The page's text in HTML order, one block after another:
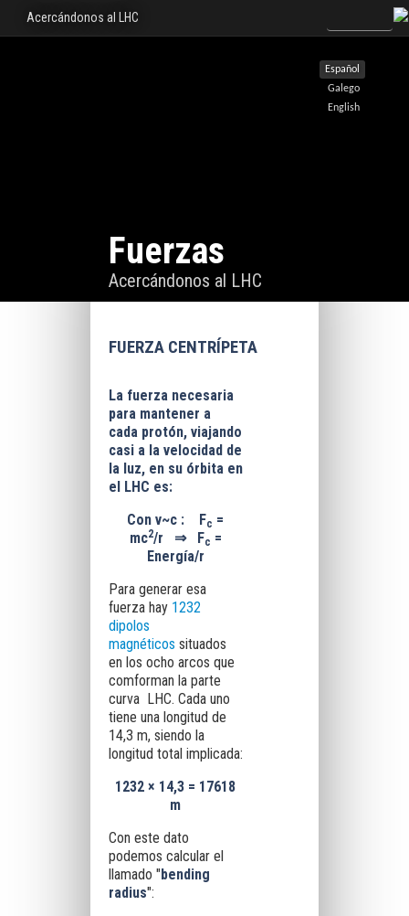
Español
Galego
English
Acercándonos al LHC
Fuerzas
Acercándonos al LHC
FUERZA CENTRÍPETA
La fuerza necesaria
para mantener a
cada protón, viajando
casi a la velocidad de
la luz, en su órbita en
el LHC es:
Con v~c :
Fc =
mc2/r ⇒Fc =
Energía/r
Para generar esa
fuerza hay 1232
dipolos
magnéticos situados
en los ocho arcos que
comforman la parte
curva LHC. Cada uno
tiene una longitud de
14,3 m, siendo la
longitud total implicada:
1232 × 14,3 = 17618
m
Con este dato
podemos calcular el
llamado "bending
radius":